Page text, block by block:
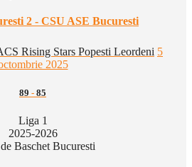
2 - CSU ASE Bucuresti
5
2025
89 - 85
Liga 1
2025-2026
Baschet Bucuresti